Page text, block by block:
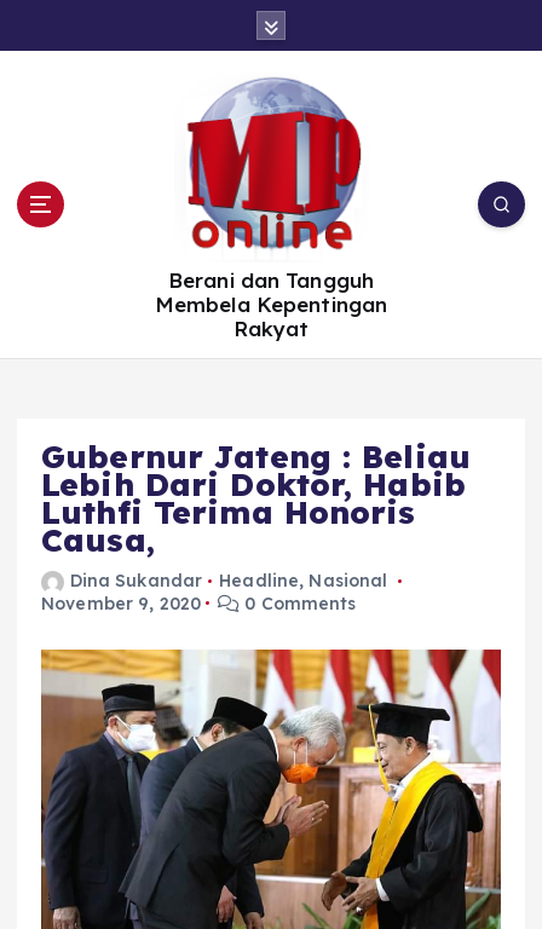
Berani dan Tangguh
Membela Kepentingan
Rakyat
Gubernur Jateng : Beliau
Lebih Dari Doktor, Habib
Luthfi Terima Honoris
Causa,
Dina Sukandar Headline, Nasional
November 9, 2020
0 Comments